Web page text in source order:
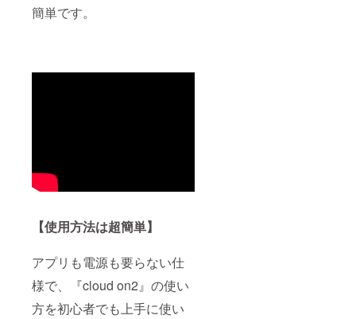
簡単です。
【使用方法は超簡単】
アプリも電源も要らない仕
様で、『cloud on2』の使い
方を初心者でも上手に使い